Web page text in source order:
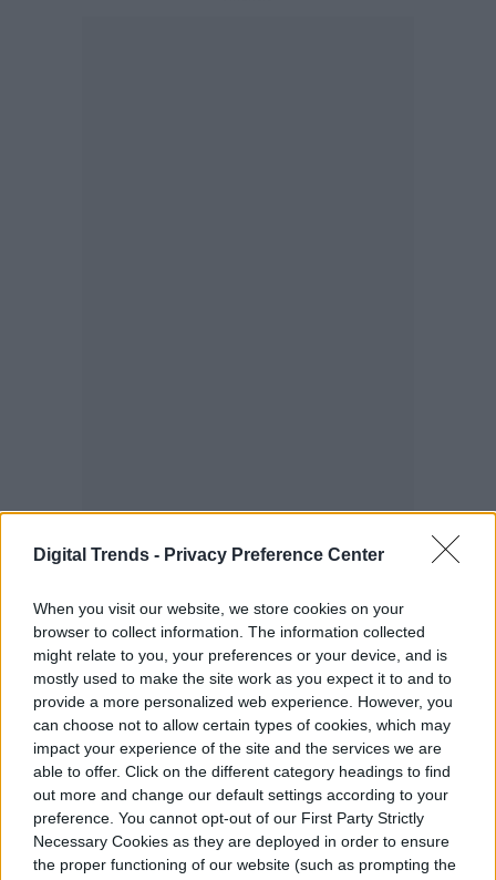
Digital Trends - Privacy Preference Center
When you visit our website, we store cookies on your
browser to collect information. The information collected
might relate to you, your preferences or your device, and is
mostly used to make the site work as you expect it to and to
provide a more personalized web experience. However, you
can choose not to allow certain types of cookies, which may
impact your experience of the site and the services we are
able to offer. Click on the different category headings to find
out more and change our default settings according to your
preference. You cannot opt-out of our First Party Strictly
Necessary Cookies as they are deployed in order to ensure
the proper functioning of our website (such as prompting the
Los celulares también se han transformado
en unidades de almacenamiento de gran
capacidad, listas para guardar todo lo que